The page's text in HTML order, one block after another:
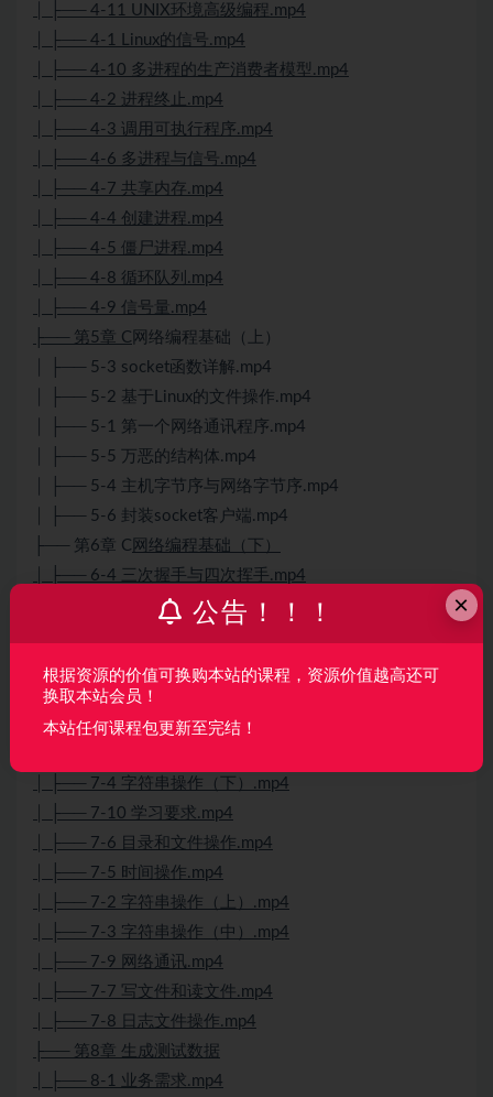
│ ├── 4-11 UNIX环境高级编程.mp4
│ ├── 4-1 Linux的信号.mp4
│ ├── 4-10 多进程的生产消费者模型.mp4
│ ├── 4-2 进程终止.mp4
│ ├── 4-3 调用可执行程序.mp4
│ ├── 4-6 多进程与信号.mp4
│ ├── 4-7 共享内存.mp4
│ ├── 4-4 创建进程.mp4
│ ├── 4-5 僵尸进程.mp4
│ ├── 4-8 循环队列.mp4
│ ├── 4-9 信号量.mp4
├── 第5章 C 网络编程基础（上）
│ ├── 5-3 socket函数详解.mp4
│ ├── 5-2 基于Linux的文件操作.mp4
│ ├── 5-1 第一个网络通讯程序.mp4
│ ├── 5-5 万恶的结构体.mp4
│ ├── 5-4 主机字节序与网络字节序.mp4
│ ├── 5-6 封装socket客户端.mp4
├── 第6章 C 网络编程基础（下）
│ ├── 6-4 三次握手与四次挥手.mp4
│ ├── 6-5 TCP缓存.mp4
│ ├── 6-3 多进程的服务端.mp4
│ ├── 6-1 封装socket服务端.mp4
├── 第7章 开发框架介绍
│ ├── 7-4 字符串操作（下）.mp4
│ ├── 7-10 学习要求.mp4
│ ├── 7-6 目录和文件操作.mp4
│ ├── 7-5 时间操作.mp4
│ ├── 7-2 字符串操作（上）.mp4
│ ├── 7-3 字符串操作（中）.mp4
│ ├── 7-9 网络通讯.mp4
│ ├── 7-7 写文件和读文件.mp4
│ ├── 7-8 日志文件操作.mp4
├── 第8章 生成测试数据
│ ├── 8-1 业务需求.mp4
×
公告！！！
根据资源的价值可换购本站的课程，资源价值越高还可
换取本站会员！
本站任何课程包更新至完结！